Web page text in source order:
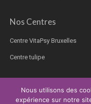
Nos Centres
Centre VitaPsy Bruxelles
Centre tulipe
Copyright © 2026.Thérapie
Nous utilisons des
expérience sur notre